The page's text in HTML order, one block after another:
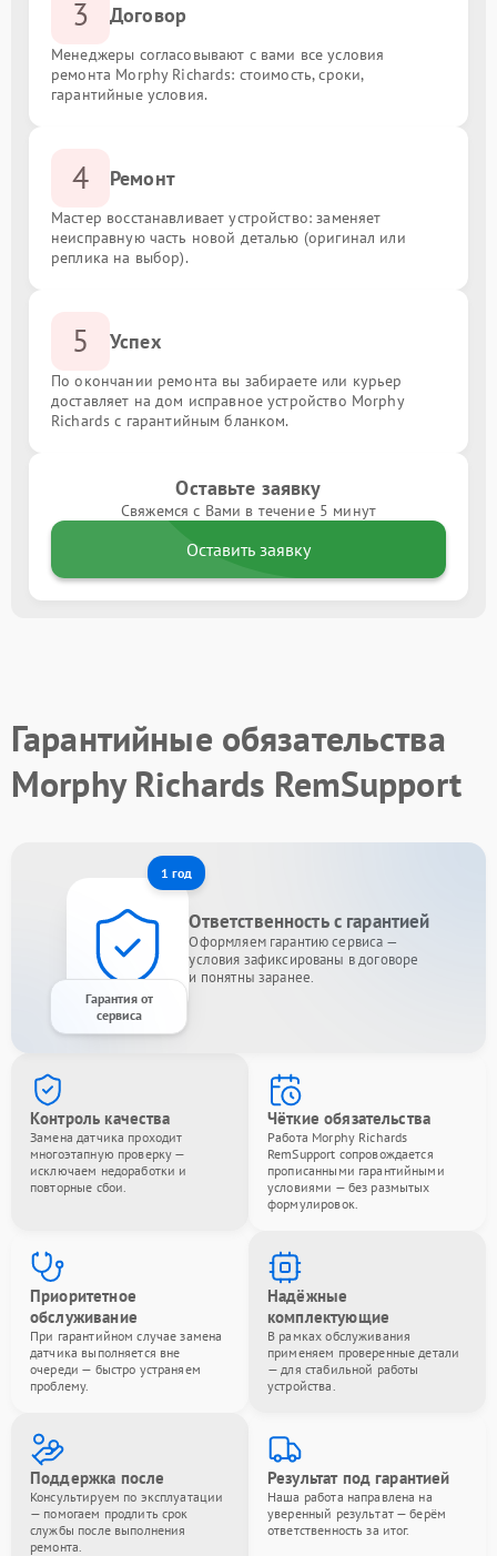
3 Договор
Менеджеры согласовывают с вами все условия
ремонта Morphy Richards: стоимость, сроки,
гарантийные условия.
4 Ремонт
Мастер восстанавливает устройство: заменяет
неисправную часть новой деталью (оригинал или
реплика на выбор).
5 Успех
По окончании ремонта вы забираете или курьер
доставляет на дом исправное устройство Morphy
Richards с гарантийным бланком.
Оставьте заявку
Свяжемся с Вами в течение 5 минут
Оставить заявку
Гарантийные обязательства
Morphy Richards RemSupport
1 год
Гарантия от
сервиса
Ответственность с гарантией
Оформляем гарантию сервиса —
условия зафиксированы в договоре
и понятны заранее.
Контроль качества
Замена датчика проходит
многоэтапную проверку —
исключаем недоработки и
повторные сбои.
Чёткие обязательства
Работа Morphy Richards
RemSupport сопровождается
прописанными гарантийными
условиями — без размытых
формулировок.
Приоритетное
обслуживание
При гарантийном случае замена
датчика выполняется вне
очереди — быстро устраняем
проблему.
Надёжные
комплектующие
В рамках обслуживания
применяем проверенные детали
— для стабильной работы
устройства.
Поддержка после
Консультируем по эксплуатации
— помогаем продлить срок
службы после выполнения
ремонта.
Результат под гарантией
Наша работа направлена на
уверенный результат — берём
ответственность за итог.